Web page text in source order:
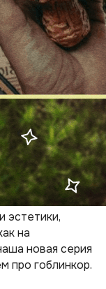
эстетики,
на
новая серия
про гоблинкор.